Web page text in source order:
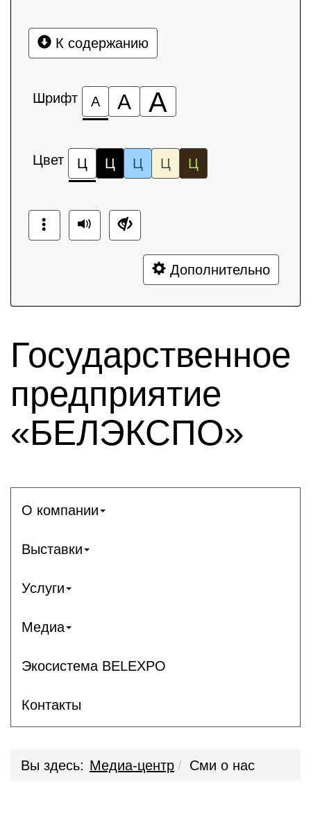
К содержанию
Шрифт А А А
Цвет Ц Ц Ц Ц Ц
Дополнительно
Государственное
предприятие
«БЕЛЭКСПО»
О компании
Выставки
Услуги
Медиа
Экосистема BELEXPO
Контакты
Вы здесь: Медиа-центр Сми о нас